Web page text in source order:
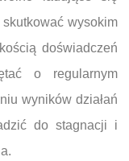
wysokim
doświadczeń
o regularnym
wyników działań
do stagnacji i